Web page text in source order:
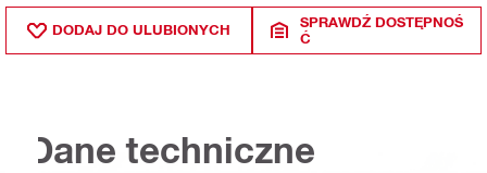
DODAJ DO ULUBIONYCH
SPRAWDŹ DOSTĘPNOŚ
Ć
Dane techniczne